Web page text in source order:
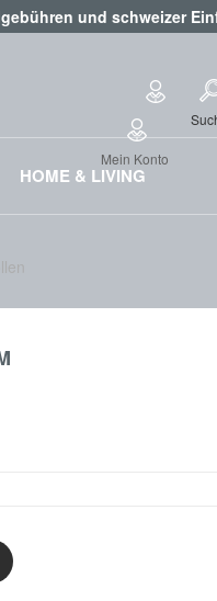
und schweizer
Mein Konto
HOME & LIVING